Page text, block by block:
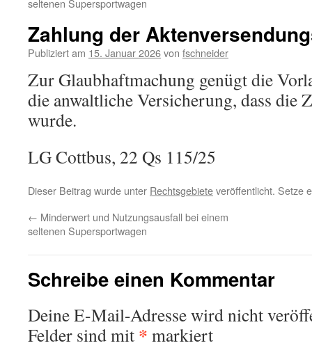
seltenen Supersportwagen
Zahlung der
Publiziert am 15. Januar 2026von fschneider
Zur Glaubhaftmachung genügt die
die anwaltliche Versicherung, dass die
wurde.
LG Cottbus, 22 Qs 115/25
Dieser Beitrag wurde unter Rechtsgebieteveröffentlicht. Setze
← Minderwert und Nutzungsausfall bei einem
seltenen Supersportwagen
Schreibe einen Kommentar
Deine E-Mail-Adresse wird nicht
Felder sind mit * markiert